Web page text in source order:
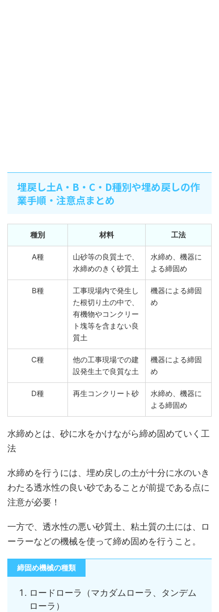
埋戻し土A・B・C・D種別や埋め戻しの作
業手順・注意点まとめ
種別 材料 工法
A種
山砂等の良質土で、
水締めのきく砂質土
水締め、機器に
よる締固め
B種
工事現場内で発生し
た根切り土の中で、
有機物やコンクリー
ト塊等を含まない良
質土
機器による締固
め
C種
他の工事現場での建
設発生土で良質な土
機器による締固
め
D種 再生コンクリート砂
水締め、機器に
よる締固め
水締めとは、砂に水をかけながら締め固めていく工
法
水締めを行うには、埋め戻しの土が十分に水のいき
わたる透水性の良い砂であることが前提である点に
注意が必要！
一方で、透水性の悪い砂質土、粘土質の土には、ロ
ーラーなどの機械を使って締め固めを行うこと。
締固め機械の種類
ロードローラ（マカダムローラ、タンデム
ローラ）